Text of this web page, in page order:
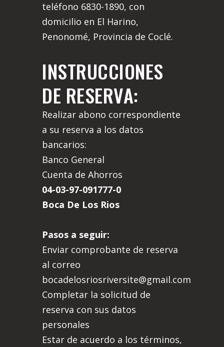
teléfono 6830-1890, con
domicilio en El Harino,
Penonomé, Provincia de Coclé.
INSTRUCCIONES
DE RESERVA:
Realizar abono correspondiente
a su reserva a los datos
bancarios:
Banco General
Cuenta de Ahorros
04-03-97-091777-0
Boca De Los Rios
Pasos a seguir:
Enviar comprobante de reserva
al correo
bocadelosriosriversite@gmail.com
Completar la solicitud de
reserva con sus datos
personales
Estar de acuerdo a los términos,